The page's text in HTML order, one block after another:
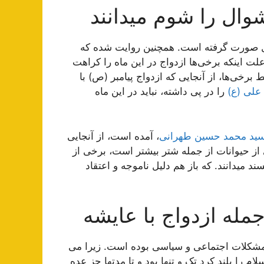
را شوم میدانند
صورت گرفته است. همچنین روایت شده که
اینکه برخی‌ها ازدواج در این ماه را کراهت
برخی‌ها، از آنجایی که ازدواج پیامبر (ص) با
علی (ع) را در پی داشته، نباید در این ماه
سید محمد حسین طهرانی، آمده است، از آنجایی
حیوانات از جمله شتر بیشتر است، برخی از
میدانند. که باز هم دلیل ناموجه و اعتقاد
ازدواج با عایشه
اجتماعى و سياسى بوده است. زيرا مى
را بلند كرد تک و تنها بود و تا مدتها جز عده